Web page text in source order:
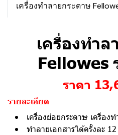
เครื่องทำลายกระดาษ
เครื่องทำ
Fellowes
ราคา
รายละเอียด
เครื่องย่อยกระดาษ เครื่อง
ทำลายเอกสารได้ครั้งละ